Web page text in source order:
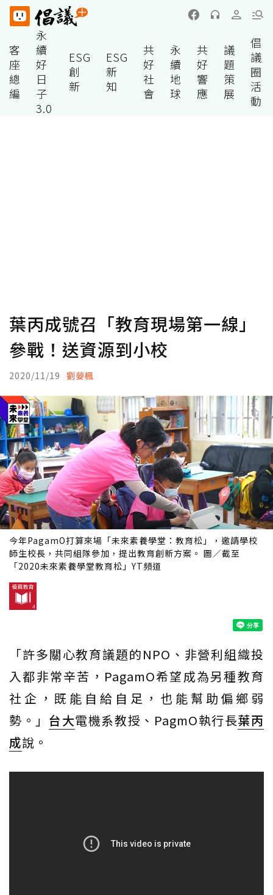
客
座
總
編
永
續
好
日
子
3.0
ESG
創
新
ESG
新
知
共
好
社
會
永
續
地
球
共
好
響
應
議
題
策
展
倡
議
圈
活
動
葉丙成號召「教育現場第一線」
參戰！送資源到小校
2020/11/19 劉嫈楓
今年PagamO打算來場「未來素養學堂：教育松」，邀請學校
師生校長，共同組隊參加，提出教育創新方案。 圖／截至
「2020未來素養學堂教育松」YT頻道
「許多關心教育議題的NPO、非營利組織投
入都非常辛苦，PagamO希望成為另種教育
社企，既能自給自足，也能幫助偏鄉弱
勢。」 台大電機系教授、PagmO執行長葉丙
成說。